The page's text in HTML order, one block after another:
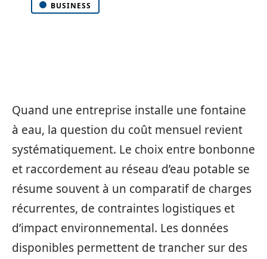
BUSINESS
Quand une entreprise installe une fontaine
à eau, la question du coût mensuel revient
systématiquement. Le choix entre bonbonne
et raccordement au réseau d’eau potable se
résume souvent à un comparatif de charges
récurrentes, de contraintes logistiques et
d’impact environnemental. Les données
disponibles permettent de trancher sur des